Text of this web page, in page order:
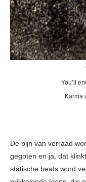
You’ll
Karma
De pijn van verraad
gegoten en ja, dat
statische beats word